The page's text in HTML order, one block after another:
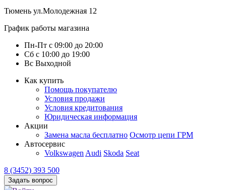
Тюмень ул.Молодежная 12
График работы магазина
Пн-Пт с 09:00 до 20:00
Сб с 10:00 до 19:00
Вс Выходной
Как купить
Помощь покупателю
Условия продажи
Условия кредитования
Юридическая информация
Акции
Замена масла бесплатно Осмотр цепи ГРМ
Автосервис
Volkswagen Audi Skoda Seat
8 (3452) 393 500
Задать вопрос